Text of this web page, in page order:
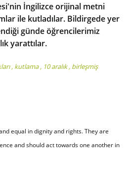
İngilizce orijinal metni
ile kutladılar. Bildirgede yer
günde öğrencilerimiz
yarattılar.
, kutlama, 10 aralık, birleşmiş
equal in dignity and rights. They are
and should act towards one another in